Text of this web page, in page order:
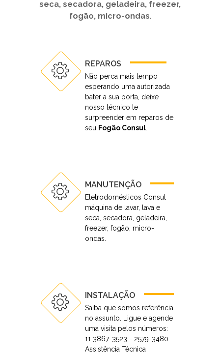
seca, secadora, geladeira, freezer,
fogão, micro-ondas.
REPAROS
Não perca mais tempo
esperando uma autorizada
bater a sua porta, deixe
nosso técnico te
surpreender em reparos de
seu Fogão Consul.
MANUTENÇÃO
Eletrodomésticos Consul
máquina de lavar, lava e
seca, secadora, geladeira,
freezer, fogão, micro-
ondas.
INSTALAÇÃO
Saiba que somos referência
no assunto. Ligue e agende
uma visita pelos números:
11 3867-3523 - 2579-3480
Assistência Técnica